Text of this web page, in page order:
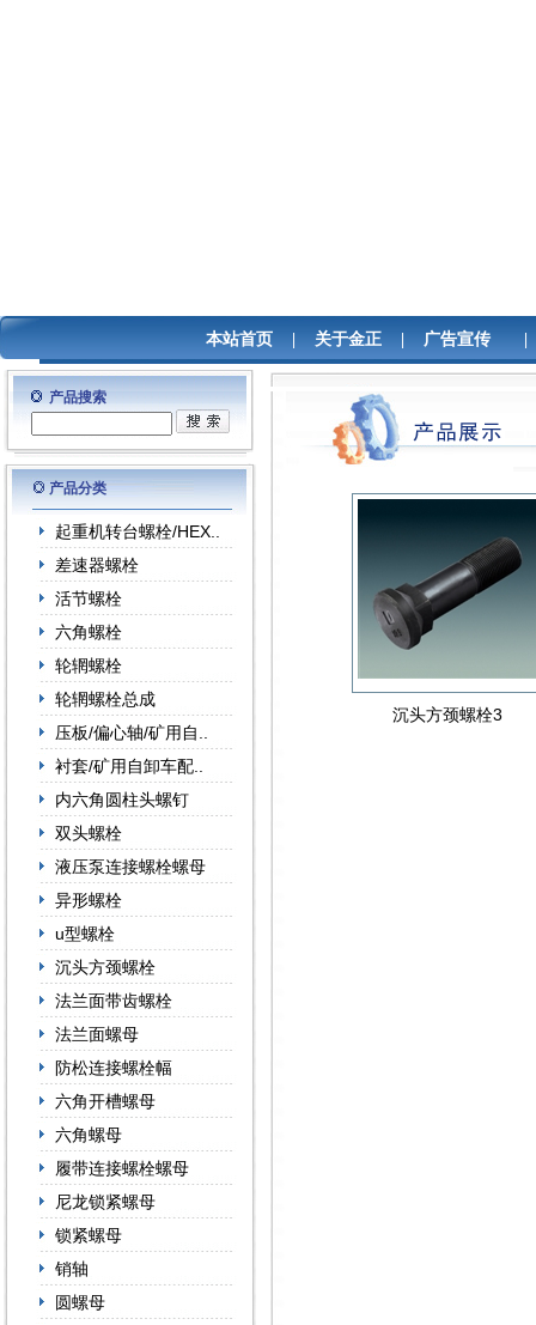
本站首页| 关于金正| 广告宣传
产品搜索
产品分类
起重机转台螺栓/HEX..
差速器螺栓
活节螺栓
六角螺栓
轮辋螺栓
轮辋螺栓总成
压板/偏心轴/矿用自..
衬套/矿用自卸车配..
内六角圆柱头螺钉
双头螺栓
液压泵连接螺栓螺母
异形螺栓
u型螺栓
沉头方颈螺栓
法兰面带齿螺栓
法兰面螺母
防松连接螺栓幅
六角开槽螺母
六角螺母
履带连接螺栓螺母
尼龙锁紧螺母
锁紧螺母
销轴
圆螺母
沉头方颈螺栓3